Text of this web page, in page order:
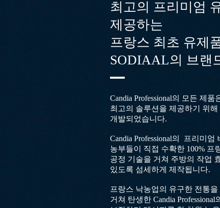
최고의 프리미엄
제공하는
프랑스 최초 유제
SODIAAL의 브랜
Candia Professional의 모든 제
최고의 솔루션을 제공하기 위
개발되었습니다.
Candia Professional의 프리미
농부들이 직접 수확한 100% 프
공정 기술을 거쳐 주방의 작업
있도록 섬세하게 제작됩니다.
프랑스 낙농업의 유구한 전통
거쳐 탄생한 Candia